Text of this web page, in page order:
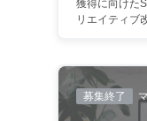
獲得に向けた
リエイティブ
募集終了